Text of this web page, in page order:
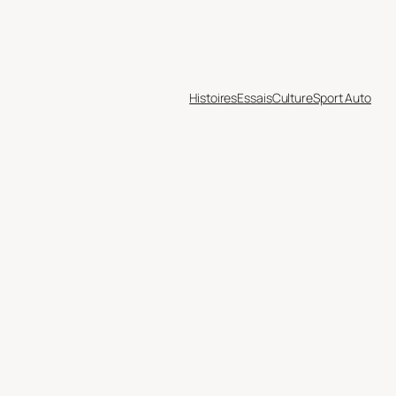
HistoiresEssaisCultureSport Auto